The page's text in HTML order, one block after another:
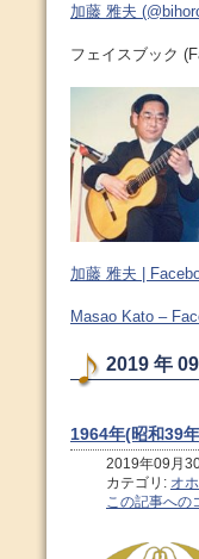
加藤 雅夫
フェイスブック
加藤 雅夫 |
Masao Kato –
2019 年
1964年(昭和39
2019年09月
カテゴリ: オ
この記事への